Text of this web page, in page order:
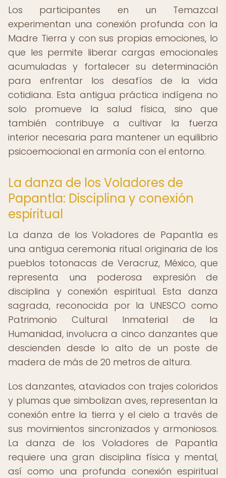
Los participantes en un Temazcal
experimentan una conexión profunda con la
Madre Tierra y con sus propias emociones, lo
que les permite liberar cargas emocionales
acumuladas y fortalecer su determinación
para enfrentar los desafíos de la vida
cotidiana. Esta antigua práctica indígena no
solo promueve la salud física, sino que
también contribuye a cultivar la fuerza
interior necesaria para mantener un equilibrio
psicoemocional en armonía con el entorno.
La danza de los Voladores de
Papantla: Disciplina y conexión
espiritual
La danza de los Voladores de Papantla es
una antigua ceremonia ritual originaria de los
pueblos totonacas de Veracruz, México, que
representa una poderosa expresión de
disciplina y conexión espiritual. Esta danza
sagrada, reconocida por la UNESCO como
Patrimonio Cultural Inmaterial de la
Humanidad, involucra a cinco danzantes que
descienden desde lo alto de un poste de
madera de más de 20 metros de altura.
Los danzantes, ataviados con trajes coloridos
y plumas que simbolizan aves, representan la
conexión entre la tierra y el cielo a través de
sus movimientos sincronizados y armoniosos.
La danza de los Voladores de Papantla
requiere una gran disciplina física y mental,
así como una profunda conexión espiritual